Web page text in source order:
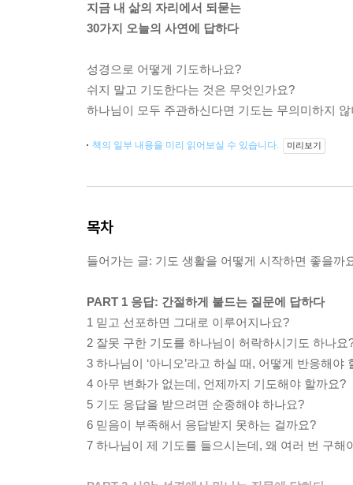
지금 내 삶의 자리에서 되묻는
30가지 오늘의 사연에 답하다
성경으로 어떻게 기도하나요?
쉬지 말고 기도한다는 것은 무엇인가요?
하나님이 모두 주관하신다면 기도는 무의미하지
책의 일부 내용을 미리 읽어보실 수 있습니다. 미리보기
목차
들어가는 글: 기도 생활을 어떻게 시작하면 좋을까
PART 1 응답: 간절하게 붙드는 질문에 답하다
1 믿고 선포하면 그대로 이루어지나요?
2 잘못 구한 기도를 하나님이 허락하시기도 하나요
3 하나님이 ‘아니오’라고 하실 때, 어떻게 반응해야
4 아무 변화가 없는데, 언제까지 기도해야 할까요?
5 기도 응답을 받으려면 순종해야 하나요?
6 믿음이 부족해서 응답받지 못하는 걸까요?
7 하나님이 제 기도를 들으시는데, 왜 여러 번 구해